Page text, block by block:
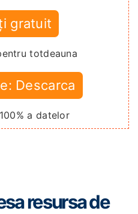
gratuit
totdeauna
Descarca
a datelor
resursa de